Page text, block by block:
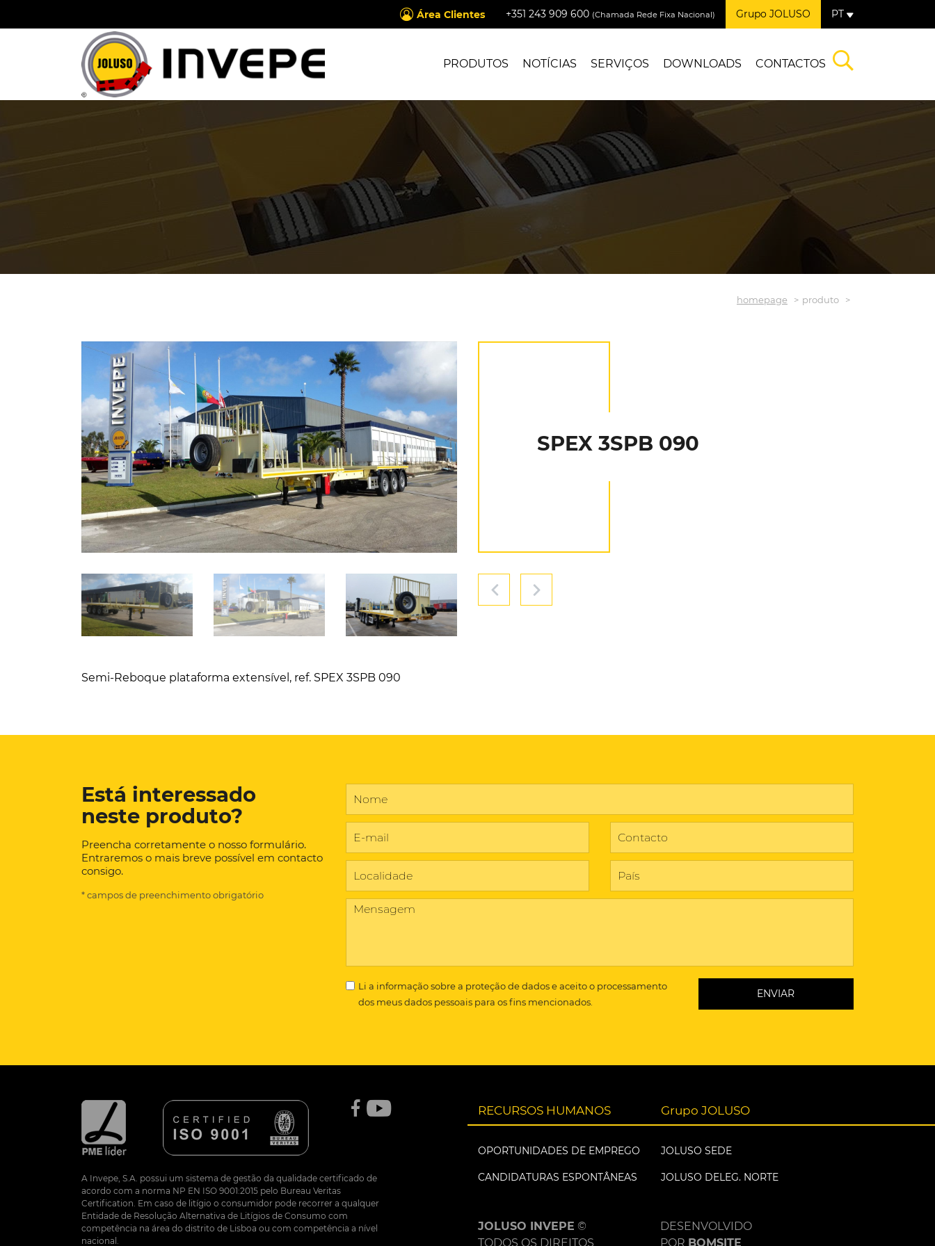
Área Clientes +351 243 909 600 (Chamada Rede Fixa Nacional) Grupo JOLUSO PT
PRODUTOS NOTÍCIAS SERVIÇOS DOWNLOADS CONTACTOS
homepage produto
SPEX 3SPB 090
Semi-Reboque plataforma extensível, ref. SPEX 3SPB 090
Está interessado
neste produto?
Preencha corretamente o nosso formulário.
Entraremos o mais breve possível em contacto
consigo.
* campos de preenchimento obrigatório
Li a informação sobre a proteção de dadose aceito o processamento
dos meus dados pessoais para os fins mencionados.
A Invepe, S.A. possui um sistema de gestão da qualidade certificado de
acordo com a norma NP EN ISO 9001:2015 pelo Bureau Veritas
Certification. Em caso de litígio o consumidor pode recorrer a qualquer
Entidade de Resolução Alternativa de Litígios de Consumo com
competência na área do distrito de Lisboa ou com competência a nível
nacional.
RECURSOS HUMANOS
OPORTUNIDADES DE EMPREGO
CANDIDATURAS ESPONTÂNEAS
Grupo JOLUSO
JOLUSO SEDE
JOLUSO DELEG. NORTE
JOLUSO INVEPE ©
TODOS OS DIREITOS
DESENVOLVIDO
POR BOMSITE